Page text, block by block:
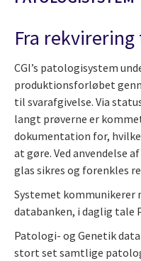
Fra
CGI’s patologisystem
produktionsforløbet
til svarafgivelse. Via
langt prøverne er
dokumentation for,
at gøre. Ved anvendelse
glas sikres og forenkles
Systemet kommunikerer
databanken, i daglig tale
Patologi- og Genetik
stort set samtlige